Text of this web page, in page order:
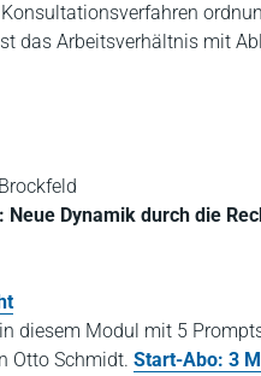
das Arbeitsverhältnis mit
Dynamik durch die
diesem Modul mit 5
Otto Schmidt. Start-Abo: 3